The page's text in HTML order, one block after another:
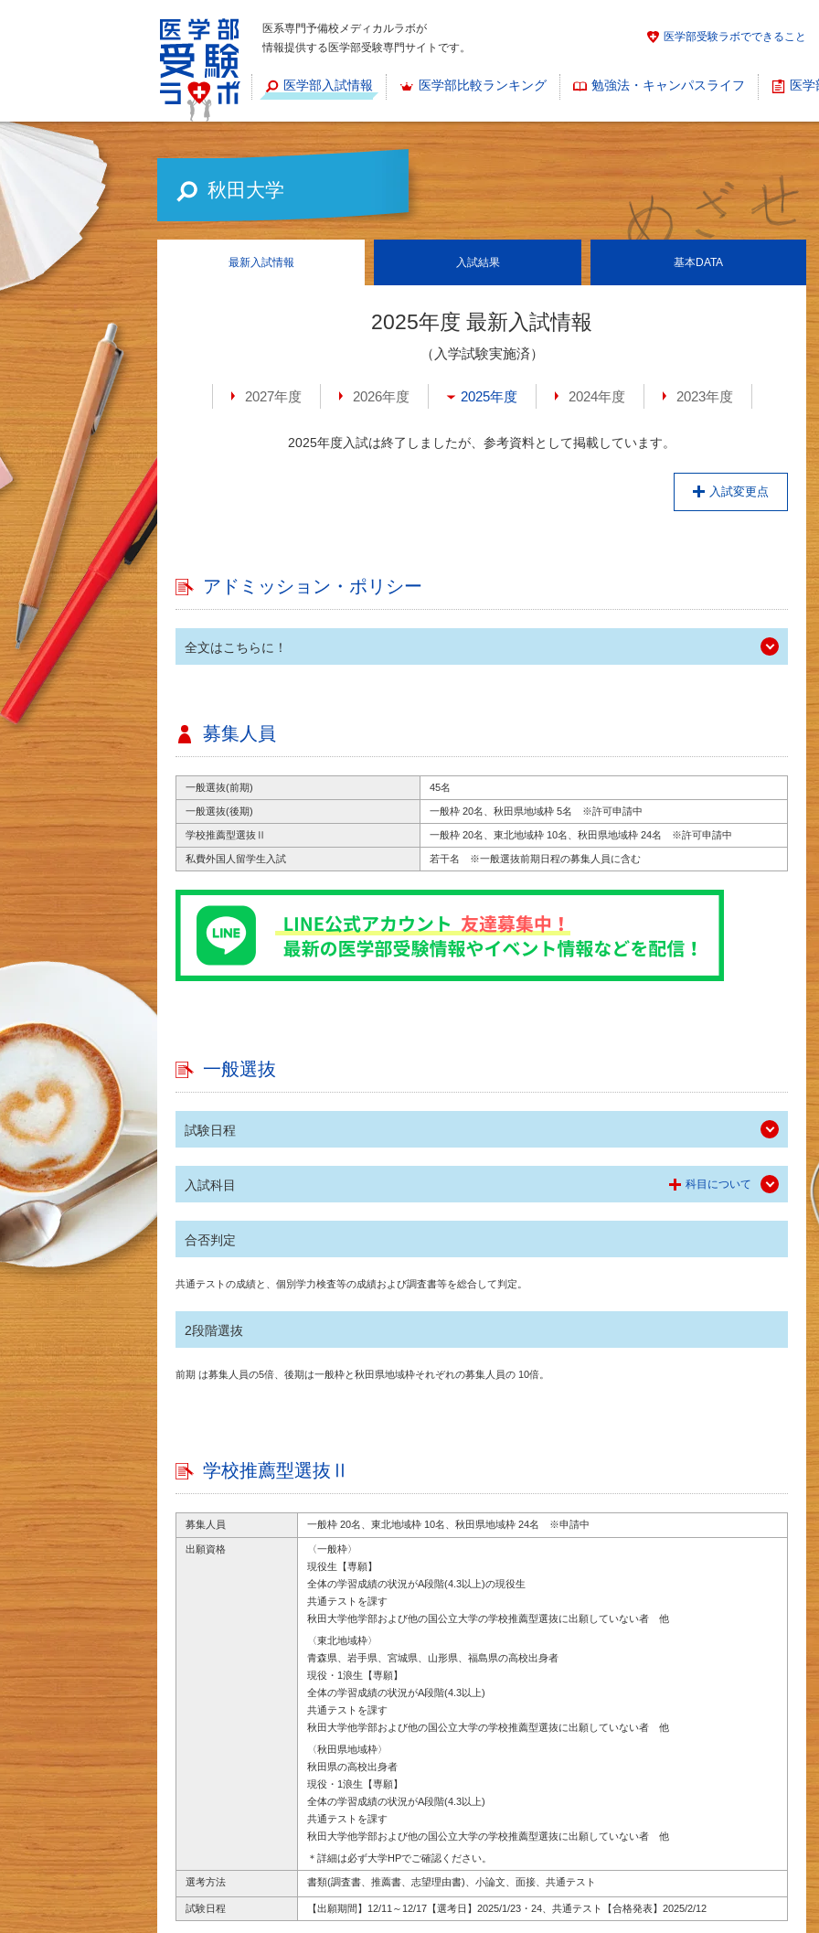
医系専門予備校メディカルラボが
情報提供する医学部受験専門サイトです。
医学部受験ラボでできること
医学部入試情報 医学部比較ランキング 勉強法・キャンパスライフ 医学
秋田大学
最新入試情報 入試結果 基本DATA
2025年度 最新入試情報
（入学試験実施済）
2027年度 2026年度 2025年度 2024年度 2023年度
2025年度入試は終了しましたが、参考資料として掲載しています。
入試変更点
アドミッション・ポリシー
全文はこちらに！
募集人員
一般選抜(前期) 45名
一般選抜(後期) 一般枠 20名、秋田県地域枠 5名 ※許可申請中
学校推薦型選抜Ⅱ 一般枠 20名、東北地域枠 10名、秋田県地域枠 24名 ※許可申請中
私費外国人留学生入試 若干名 ※一般選抜前期日程の募集人員に含む
一般選抜
試験日程
入試科目 科目について
合否判定
共通テストの成績と、個別学力検査等の成績および調査書等を総合して判定。
2段階選抜
前期 は募集人員の5倍、後期は一般枠と秋田県地域枠それぞれの募集人員の 10倍。
学校推薦型選抜Ⅱ
募集人員 一般枠 20名、東北地域枠 10名、秋田県地域枠 24名 ※申請中
出願資格
〈一般枠〉
現役生【専願】
全体の学習成績の状況がA段階(4.3以上)の現役生
共通テストを課す
秋田大学他学部および他の国公立大学の学校推薦型選抜に出願していない者 他
〈東北地域枠〉
青森県、岩手県、宮城県、山形県、福島県の高校出身者
現役・1浪生【専願】
全体の学習成績の状況がA段階(4.3以上)
共通テストを課す
秋田大学他学部および他の国公立大学の学校推薦型選抜に出願していない者 他
〈秋田県地域枠〉
秋田県の高校出身者
現役・1浪生【専願】
全体の学習成績の状況がA段階(4.3以上)
共通テストを課す
秋田大学他学部および他の国公立大学の学校推薦型選抜に出願していない者 他
＊詳細は必ず大学HPでご確認ください。
選考方法 書類(調査書、推薦書、志望理由書)、小論文、面接、共通テスト
試験日程 【出願期間】12/11～12/17【選考日】2025/1/23・24、共通テスト【合格発表】2025/2/12